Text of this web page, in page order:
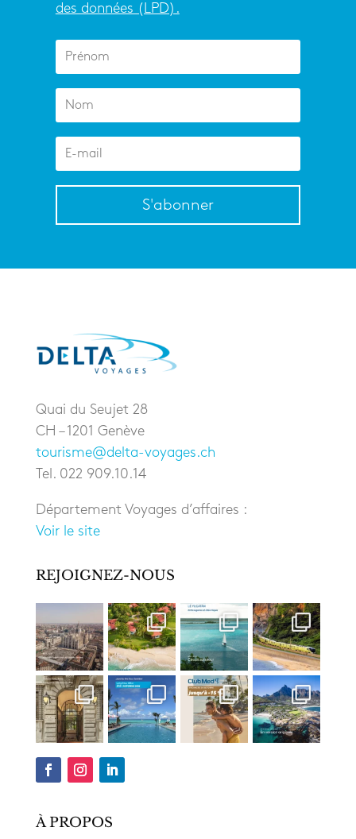
des données (LPD).
S'abonner
Quai du Seujet 28
CH – 1201 Genève
tourisme@delta-voyages.ch
Tel. 022 909.10.14
Département Voyages d’affaires :
Voir le site
REJOIGNEZ-NOUS
À PROPOS